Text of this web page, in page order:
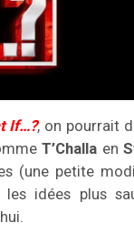
If…?, on pourrait
T’Challa en
(une petite
idées plus